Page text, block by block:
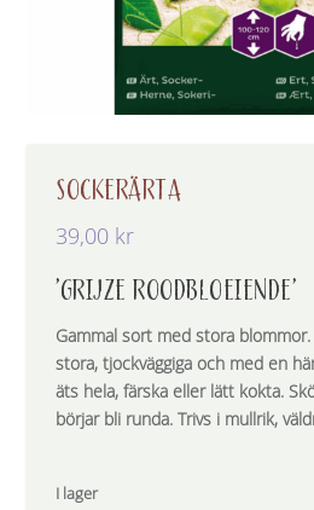
SOCKERÄRTA
39,00 kr
’GRIJZE ROODBLOEIENDE’
Gammal sort med stora
stora, tjockväggiga och med en
äts hela, färska eller lätt kokta.
börjar bli runda. Trivs i mullrik,
I lager